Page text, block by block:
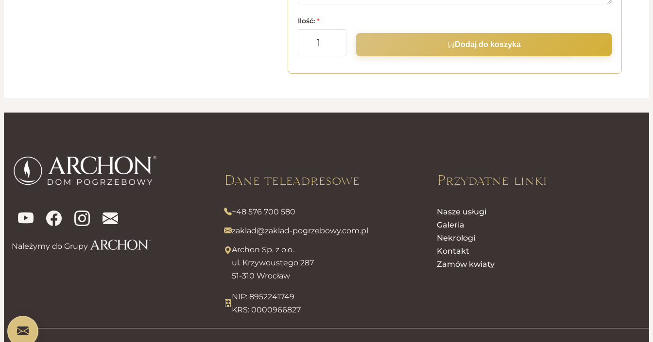
Ilość: *
Dodaj do koszyka
Należymy do Grupy
Dane teleadresowe
+48 576 700 580
zaklad@zaklad-pogrzebowy.com.pl
Archon Sp. z o.o.
ul. Krzywoustego 287
51-310 Wrocław
NIP: 8952241749
KRS: 0000966827
Przydatne linki
Nasze usługi
Galeria
Nekrologi
Kontakt
Zamów kwiaty